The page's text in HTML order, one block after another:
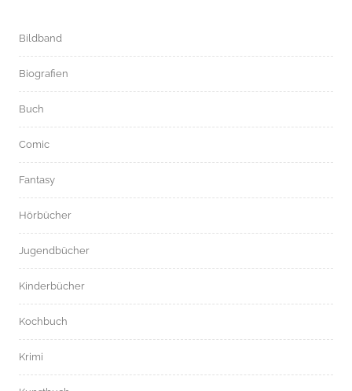
Bildband
Biografien
Buch
Comic
Fantasy
Hörbücher
Jugendbücher
Kinderbücher
Kochbuch
Krimi